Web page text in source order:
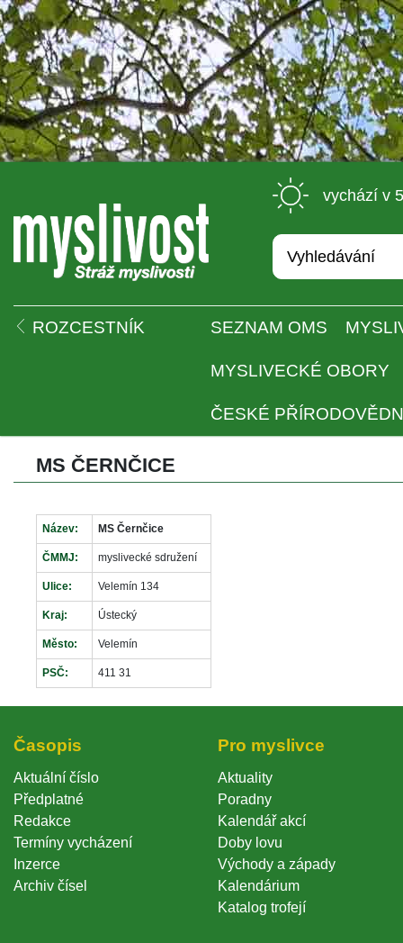
vychází v
ROZCESTNÍK SEZNAM OMS
MYSLIVECKÉ OBORY
ČESKÉ
MS ČERNČICE
Název: MS Černčice
ČMMJ: myslivecké sdružení
Ulice: Velemín 134
Kraj: Ústecký
Město: Velemín
PSČ: 411 31
Časopi
Aktuální číslo
Předplatné
Redakce
Termíny vycházení
Inzerce
Archiv čísel
Pro myslivce
Aktuality
Poradny
Kalendář akcí
Doby lovu
Východy a západy
Kalendárium
Katalog trofejí